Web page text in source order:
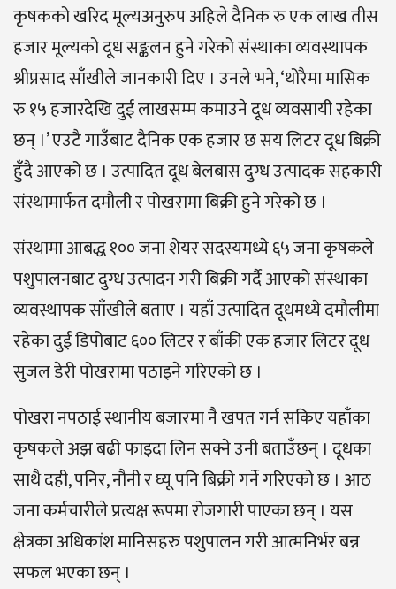
कृषकको खरिद मूल्यअनुरुप अहिले दैनिक रु एक लाख तीस
हजार मूल्यको दूध सङ्कलन हुने गरेको संस्थाका व्यवस्थापक
श्रीप्रसाद साँखीले जानकारी दिए । उनले भने, ‘थोरैमा मासिक
रु १५ हजारदेखि दुई लाखसम्म कमाउने दूध व्यवसायी रहेका
छन् ।’ एउटै गाउँबाट दैनिक एक हजार छ सय लिटर दूध बिक्री
हुँदै आएको छ । उत्पादित दूध बेलबास दुग्ध उत्पादक सहकारी
संस्थामार्फत दमौली र पोखरामा बिक्री हुने गरेको छ ।
संस्थामा आबद्ध १०० जना शेयर सदस्यमध्ये ६५ जना कृषकले
पशुपालनबाट दुग्ध उत्पादन गरी बिक्री गर्दै आएको संस्थाका
व्यवस्थापक साँखीले बताए । यहाँ उत्पादित दूधमध्ये दमौलीमा
रहेका दुई डिपोबाट ६०० लिटर र बाँकी एक हजार लिटर दूध
सुजल डेरी पोखरामा पठाइने गरिएको छ ।
पोखरा नपठाई स्थानीय बजारमा नै खपत गर्न सकिए यहाँका
कृषकले अझ बढी फाइदा लिन सक्ने उनी बताउँछन् । दूधका
साथै दही, पनिर, नौनी र घ्यू पनि बिक्री गर्ने गरिएको छ । आठ
जना कर्मचारीले प्रत्यक्ष रूपमा रोजगारी पाएका छन् । यस
क्षेत्रका अधिकांश मानिसहरु पशुपालन गरी आत्मनिर्भर बन्न
सफल भएका छन् ।